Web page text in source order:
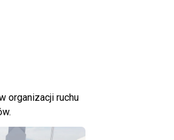
organizacji ruchu